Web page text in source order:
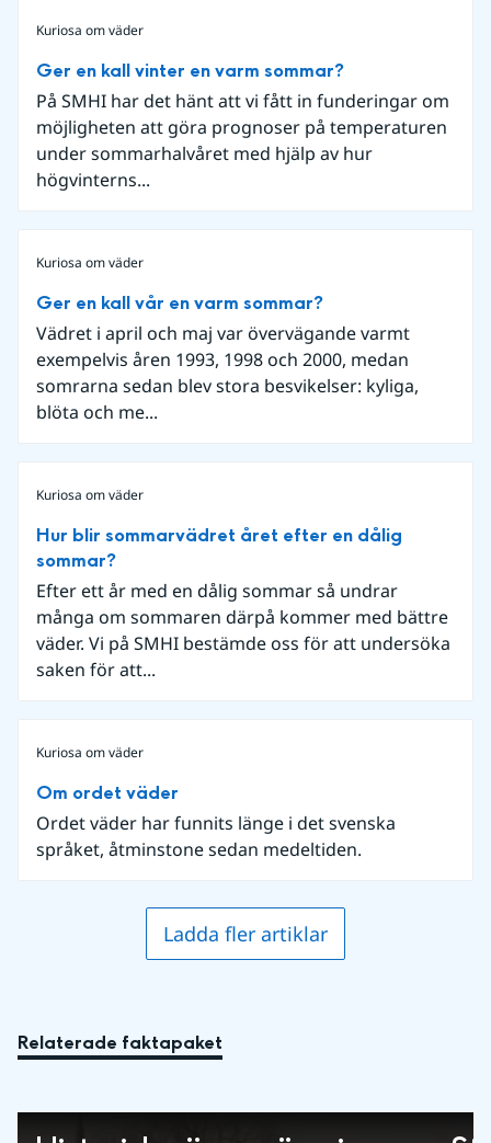
Kuriosa om väder
Ger en kall vinter en varm sommar?
På SMHI har det hänt att vi fått in funderingar om
möjligheten att göra prognoser på temperaturen
under sommarhalvåret med hjälp av hur
högvinterns...
Kuriosa om väder
Ger en kall vår en varm sommar?
Vädret i april och maj var övervägande varmt
exempelvis åren 1993, 1998 och 2000, medan
somrarna sedan blev stora besvikelser: kyliga,
blöta och me...
Kuriosa om väder
Hur blir sommarvädret året efter en dålig
sommar?
Efter ett år med en dålig sommar så undrar
många om sommaren därpå kommer med bättre
väder. Vi på SMHI bestämde oss för att undersöka
saken för att...
Kuriosa om väder
Om ordet väder
Ordet väder har funnits länge i det svenska
språket, åtminstone sedan medeltiden.
Ladda fler artiklar
Relaterade faktapaket